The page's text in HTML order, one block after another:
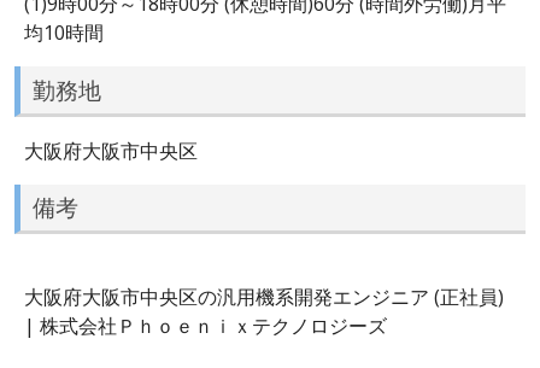
均10時間
勤務地
大阪府大阪市中央区
備考
大阪府大阪市中央区の汎用機系開発エンジニア (正社員)
| 株式会社Ｐｈｏｅｎｉｘテクノロジーズ